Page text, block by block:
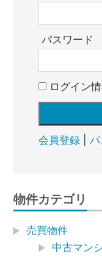
パスワード
ログイン
会員登録|
物件カテゴリ
売買物件
中古マン